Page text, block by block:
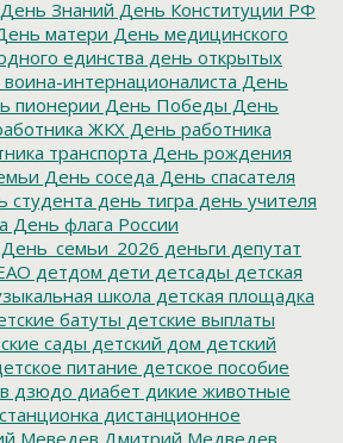
День Знаний День Конституции РФ
матери День медицинского
единства день открытых
интернационалиста День
пионерии День Победы День
ЖКХ День работника
транспорта День рождения
День соседа День спасателя
студента день тигра день учителя
День флага России
День_семьи_2026 деньги депутат
детдом дети детсады детская
школа детская площадка
батуты детские выплаты
сады детский дом детский
питание детское пособие
дзюдо диабет дикие животные
дистанционное
Меведев Дмитрий Медведев